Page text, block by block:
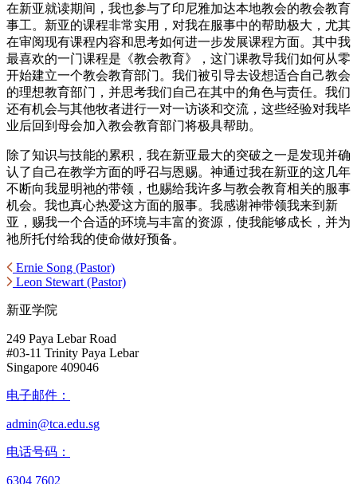
在新亚就读期间，我也参与了印尼雅加达本地教会的教会教育
事工。新亚的课程非常实用，对我在服事中的帮助极大，尤其
在审阅现有课程内容和思考如何进一步发展课程方面。其中我
最喜欢的一门课程是《教会教育》，这门课教导我们如何从零
开始建立一个教会教育部门。我们被引导去设想适合自己教会
的理想教育部门，并思考我们自己在其中的角色与责任。我们
还有机会与其他牧者进行一对一访谈和交流，这些经验对我毕
业后回到母会加入教会教育部门将极具帮助。
除了知识与技能的累积，我在新亚最大的突破之一是发现并确
认了自己在教学方面的呼召与恩赐。神通过我在新亚的这几年
不断向我显明祂的带领，也赐给我许多与教会教育相关的服事
机会。我也真心热爱这方面的服事。我感谢神带领我来到新
亚，赐我一个合适的环境与丰富的资源，使我能够成长，并为
祂所托付给我的使命做好预备。
Ernie Song (Pastor)
Leon Stewart (Pastor)
新亚学院
249 Paya Lebar Road
#03-11 Trinity Paya Lebar
Singapore 409046
电子邮件：
admin@tca.edu.sg
电话号码：
6304 7602